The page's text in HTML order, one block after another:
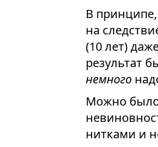
В
на
(10 лет)
результат
немного
Можно было
нитками и